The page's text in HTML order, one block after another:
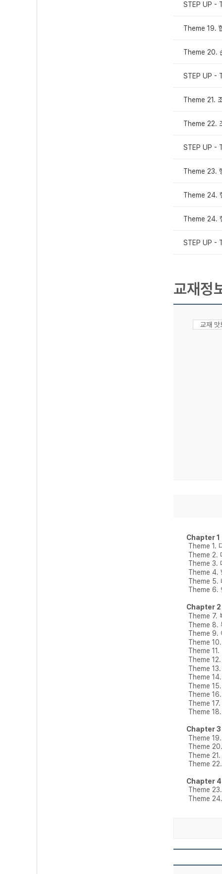
STEP UP -
Theme 19.
Theme 20.
STEP UP -
Theme 21.
Theme 22.
STEP UP -
Theme 23.
Theme 24.
Theme 24.
STEP UP -
교재정
교재
Chapter 1
Theme 1.
Theme 2.
Theme 3.
Theme 4.
Theme 5.
Theme 6.
Chapter 2
Theme 7.
Theme 8.
Theme 9.
Theme 10.
Theme 11.
Theme
Theme
Theme
Theme
Theme 16.
Theme 17.
Theme
Chapter 3
Theme
Theme
Theme 21.
Theme
Chapter 4
Theme 23.
Theme 24.